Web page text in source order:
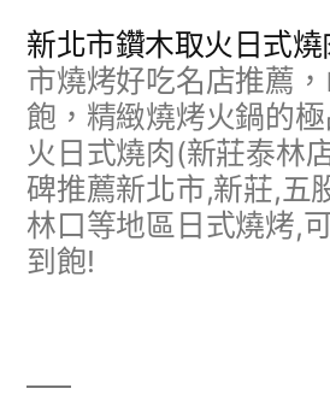
新北市鑽木取火日式燒
市燒烤好吃名店推薦
飽，精緻燒烤火鍋的
火日式燒肉(新莊泰林
碑推薦新北市,新莊,五
林口等地區日式燒烤,
到飽!